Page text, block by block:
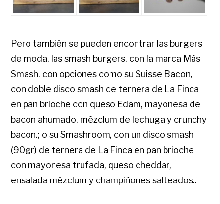
Pero también se pueden encontrar las burgers
de moda, las smash burgers, con la marca Más
Smash, con opciones como su Suisse Bacon,
con doble disco smash de ternera de La Finca
en pan brioche con queso Edam, mayonesa de
bacon ahumado, mézclum de lechuga y crunchy
bacon.; o su Smashroom, con un disco smash
(90gr) de ternera de La Finca en pan brioche
con mayonesa trufada, queso cheddar,
ensalada mézclum y champiñones salteados..